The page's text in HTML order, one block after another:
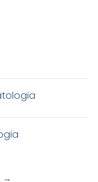
→